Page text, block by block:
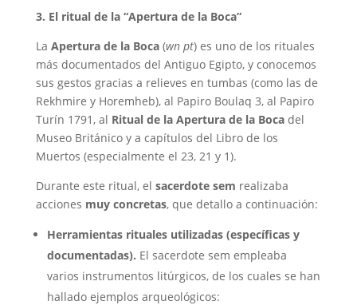
3. El ritual de la “Apertura de la Boca”
La Apertura de la Boca(wn pt) es uno de los rituales
más documentados del Antiguo Egipto, y conocemos
sus gestos gracias a relieves en tumbas (como las de
Rekhmire y Horemheb), al Papiro Boulaq 3, al Papiro
Turín 1791, al Ritual de la Apertura de la Bocadel
Museo Británico y a capítulos del Libro de los
Muertos (especialmente el 23, 21 y 1).
Durante este ritual, el sacerdote sem realizaba
acciones muy concretas, que detallo a continuación:
Herramientas rituales utilizadas (específicas y
documentadas). El sacerdote sem empleaba
varios instrumentos litúrgicos, de los cuales se han
hallado ejemplos arqueológicos: